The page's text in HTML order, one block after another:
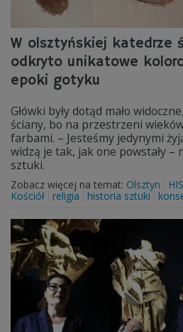
W olsztyńskiej katedrze
odkryto unikatowe
epoki gotyku
Główki były dotąd mało
ściany, bo na przestrzeni
farbami. – Jesteśmy jedynymi
widzą je tak, jak one powstały
sztuki.
Zobacz więcej na temat: Olsztyn
Kościół
religia historia sztuki